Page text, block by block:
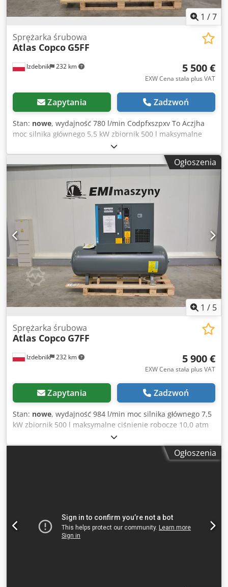
1 /7
Izdebnik 232 km
Sprężarka śrubowa
Atlas Copco G5FF
5 500 €
EXW Cena stała plus VAT
Zapytania Zadzwoń
Stan: nowe, wydajność 780 l/min Codpfxszpxv To Aczjha
moc silnika głównego 5,5 kW zbiornik 500 l maksymalne
ciśnienie robocze 10,0 atm wbudowany osuszacz ziębniczy
elektroniczne ustawianie parametrów pracy kompresora
spełnia normy CE 2025 rok produkcji NOWY
Ogłoszenia
1 / 5
Izdebnik 232 km
Sprężarka śrubowa
Atlas Copco G7FF
5 900 €
EXW Cena stała plus VAT
Zapytania Zadzwoń
Stan: nowe, wydajność 984 l/min moc silnika głównego 7,5
kW zbiornik 500 l maksymalne ciśnienie robocze 10,0 atm
wbudowany osuszacz ziębniczy elektroniczne ustawianie
parametrów pracy kompresora wyciszona kabina ( tylko 67
dB ) Cedpfx Acszpxuvezsha spełnia normy CE 2025 rok
Ogłoszenia